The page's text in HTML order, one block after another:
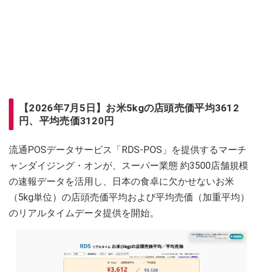
【2026年7月5日】お米5kgの店頭売価平均3612
円、平均売価3120円
流通POSデータサービス「RDS-POS」を提供するマーチ
ャンダイジング・オンが、スーパー業態 約3500店舗規模
の速報データを活用し、日本の食卓に欠かせないお米
（5kg単位）の店頭売価平均および平均売価（加重平均）
のリアルタイムデータ提供を開始。